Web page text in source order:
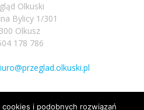
Olkuski
Bylicy 1/301
Olkusz
178 786
i podobnych rozwiązań